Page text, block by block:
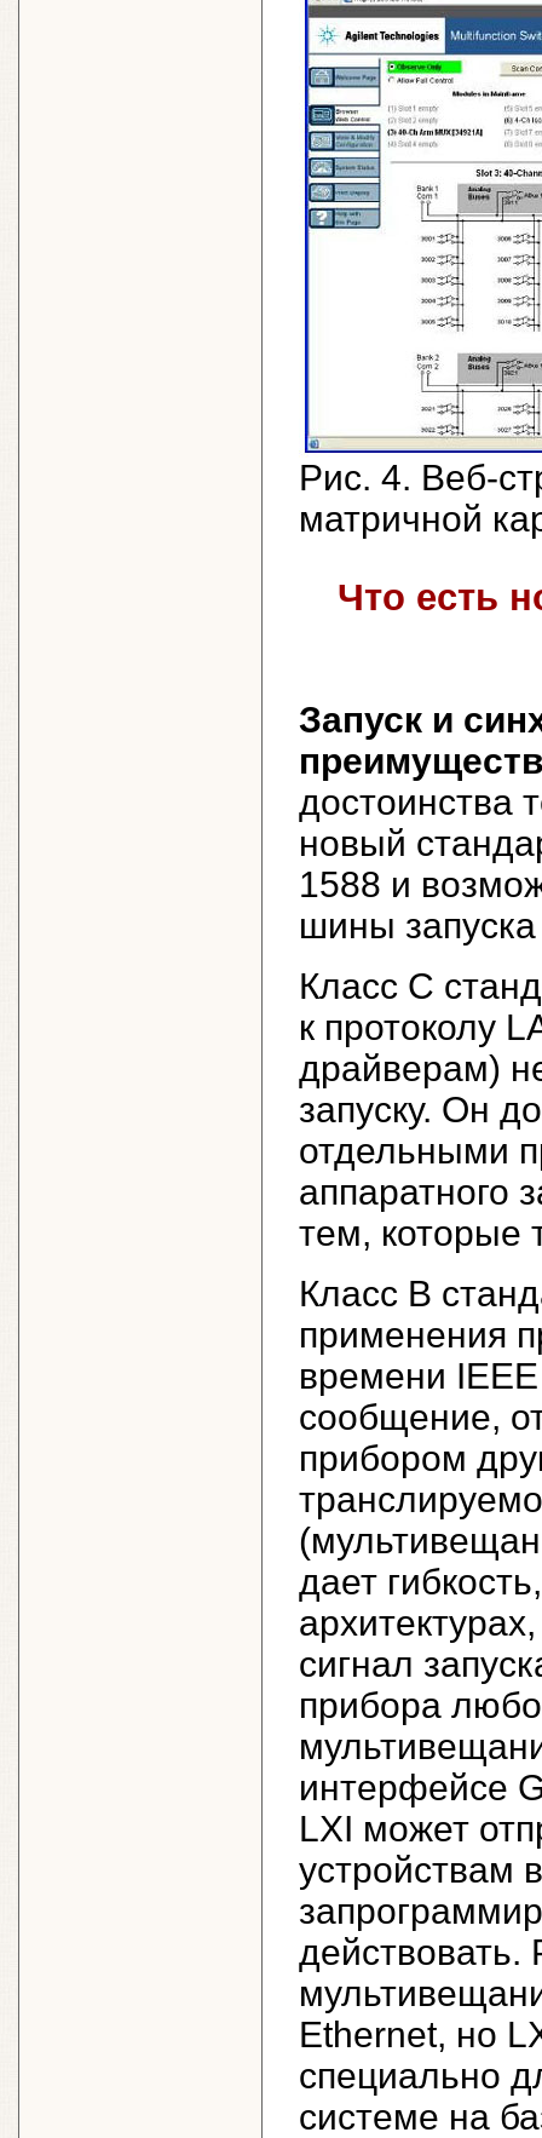
Рис. 4. Веб-
матричной
Что есть
Запуск и
достоинства
новый
1588 и
шины
Класс С
к протоколу
драйверам)
запуску. Он
отдельными
аппаратного
тем, которые
Класс B
применения
времени
сообщение,
прибором
дает
сигнал
прибора
интерфейсе
LXI может
устройствам
действовать.
Ethernet, но
специально
системе на